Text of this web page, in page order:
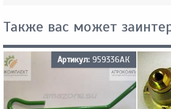
Также вас может
Артикул: 959336АК